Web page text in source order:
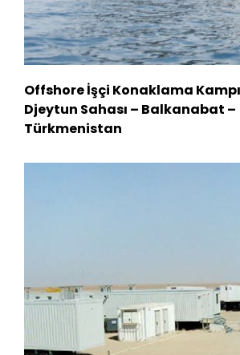
Offshore İşçi Konaklama
Djeytun Sahası – Balkanabat –
Türkmenistan